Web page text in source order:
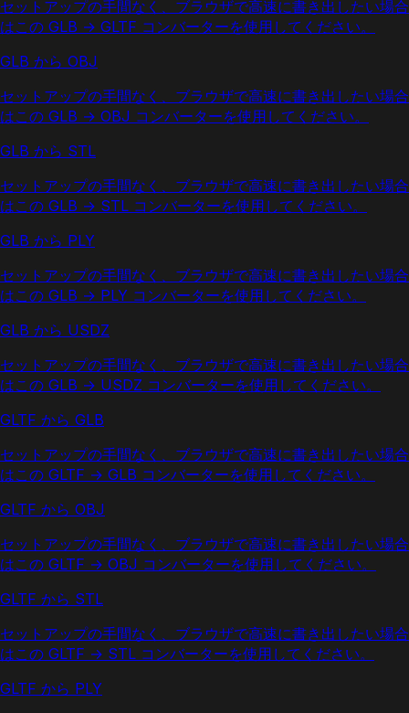
セットアップの手間なく、ブラウザで高速に書き出したい場合
はこの GLB → GLTF コンバーターを使用してください。
GLB から OBJ
セットアップの手間なく、ブラウザで高速に書き出したい場合
はこの GLB → OBJ コンバーターを使用してください。
GLB から STL
セットアップの手間なく、ブラウザで高速に書き出したい場合
はこの GLB → STL コンバーターを使用してください。
GLB から PLY
セットアップの手間なく、ブラウザで高速に書き出したい場合
はこの GLB → PLY コンバーターを使用してください。
GLB から USDZ
セットアップの手間なく、ブラウザで高速に書き出したい場合
はこの GLB → USDZ コンバーターを使用してください。
GLTF から GLB
セットアップの手間なく、ブラウザで高速に書き出したい場合
はこの GLTF → GLB コンバーターを使用してください。
GLTF から OBJ
セットアップの手間なく、ブラウザで高速に書き出したい場合
はこの GLTF → OBJ コンバーターを使用してください。
GLTF から STL
セットアップの手間なく、ブラウザで高速に書き出したい場合
はこの GLTF → STL コンバーターを使用してください。
GLTF から PLY